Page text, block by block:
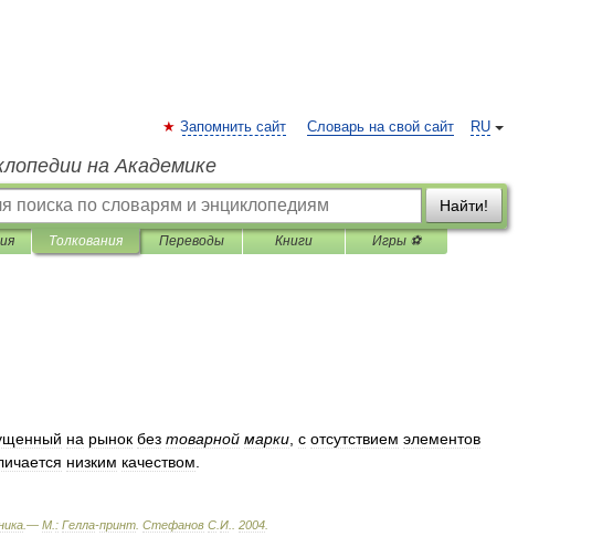
RU
Запомнить сайт Словарь на свой сайт
на Академике
Найти!
Толкования Переводы Книги Игры ⚽
на рынок без товарной марки с отсутствием элементов
низким качеством
.— М : Гелла-принт Стефанов С И 2004